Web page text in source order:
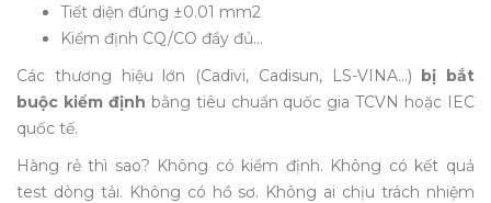
Tiết diện đúng ±0.01 mm2
Kiểm định CQ/CO đầy đủ…
Các thương hiệu lớn (Cadivi, Cadisun, LS-VINA…) bị bắt
buộc kiểm định bằng tiêu chuẩn quốc gia TCVN hoặc IEC
quốc tế.
Hàng rẻ thì sao? Không có kiểm định. Không có kết quả
test dòng tải. Không có hồ sơ. Không ai chịu trách nhiệm